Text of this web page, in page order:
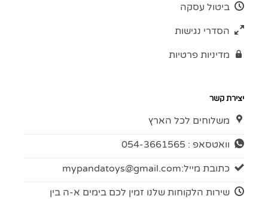
ביטול עסקה
הסדרי נגישות
מדיניות פרטיות
יצירת קשר
משלוחים לכל הארץ
וואטסאפ : 054-3661565
כתובת מייל:mypandatoys@gmail.com
שירות הלקוחות שלנו זמין לכם בימים א-ה בין